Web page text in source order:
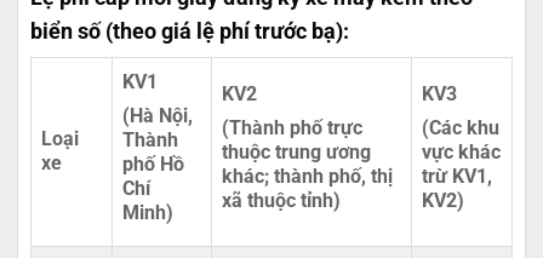
biển số (theo giá lệ phí trước bạ):
Loại
xe
KV1
(Hà Nội,
Thành
phố Hồ
Chí
Minh)
KV2
(Thành phố trực
thuộc trung ương
khác; thành phố, thị
xã thuộc tỉnh)
KV3
(Các khu
vực khác
trừ KV1,
KV2)